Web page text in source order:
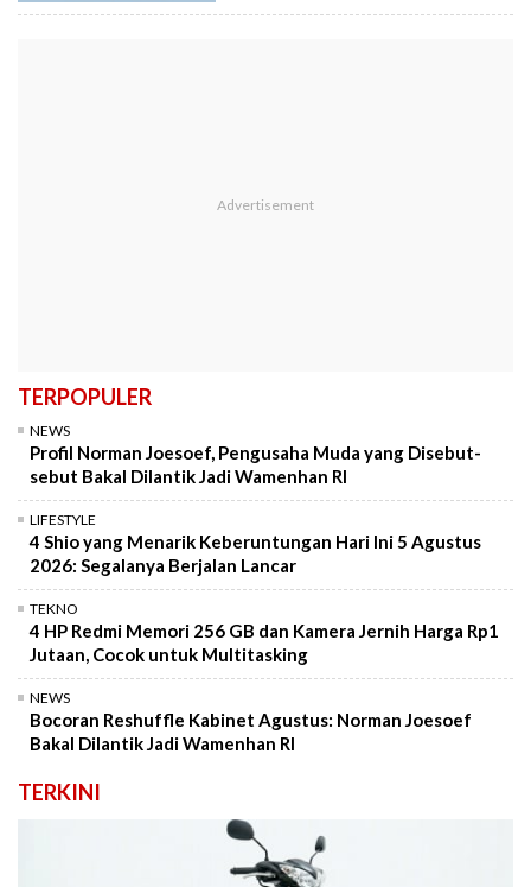
TERPOPULER
NEWS
Profil Norman Joesoef, Pengusaha Muda yang Disebut-
sebut Bakal Dilantik Jadi Wamenhan RI
LIFESTYLE
4 Shio yang Menarik Keberuntungan Hari Ini 5 Agustus
2026: Segalanya Berjalan Lancar
TEKNO
4 HP Redmi Memori 256 GB dan Kamera Jernih Harga Rp1
Jutaan, Cocok untuk Multitasking
NEWS
Bocoran Reshuffle Kabinet Agustus: Norman Joesoef
Bakal Dilantik Jadi Wamenhan RI
TERKINI